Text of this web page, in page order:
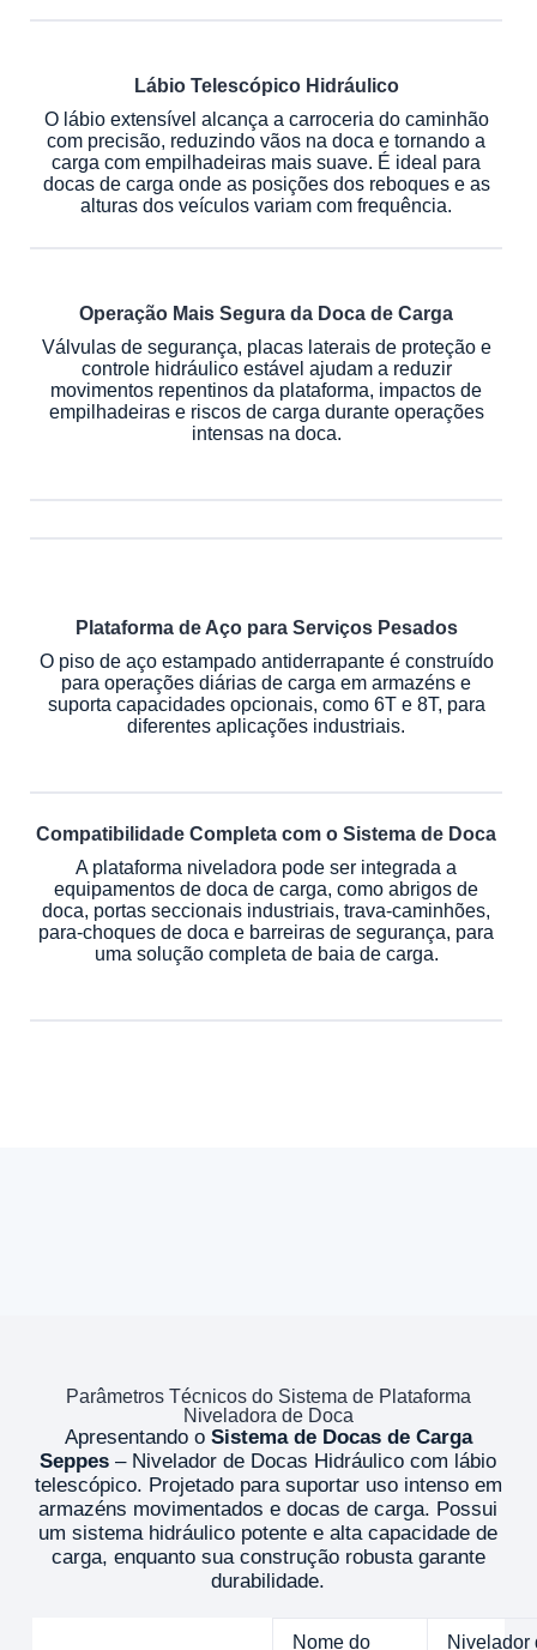
Lábio Telescópico Hidráulico
O lábio extensível alcança a carroceria do caminhão
com precisão, reduzindo vãos na doca e tornando a
carga com empilhadeiras mais suave. É ideal para
docas de carga onde as posições dos reboques e as
alturas dos veículos variam com frequência.
Operação Mais Segura da Doca de Carga
Válvulas de segurança, placas laterais de proteção e
controle hidráulico estável ajudam a reduzir
movimentos repentinos da plataforma, impactos de
empilhadeiras e riscos de carga durante operações
intensas na doca.
Plataforma de Aço para Serviços Pesados
O piso de aço estampado antiderrapante é construído
para operações diárias de carga em armazéns e
suporta capacidades opcionais, como 6T e 8T, para
diferentes aplicações industriais.
Compatibilidade Completa com o Sistema de Doca
A plataforma niveladora pode ser integrada a
equipamentos de doca de carga, como abrigos de
doca, portas seccionais industriais, trava-caminhões,
para-choques de doca e barreiras de segurança, para
uma solução completa de baia de carga.
Parâmetros Técnicos do Sistema de Plataforma
Niveladora de Doca
Apresentando o Sistema de Docas de Carga
Seppes – Nivelador de Docas Hidráulico com lábio
telescópico. Projetado para suportar uso intenso em
armazéns movimentados e docas de carga. Possui
um sistema hidráulico potente e alta capacidade de
carga, enquanto sua construção robusta garante
durabilidade.
Nome do Nivelador